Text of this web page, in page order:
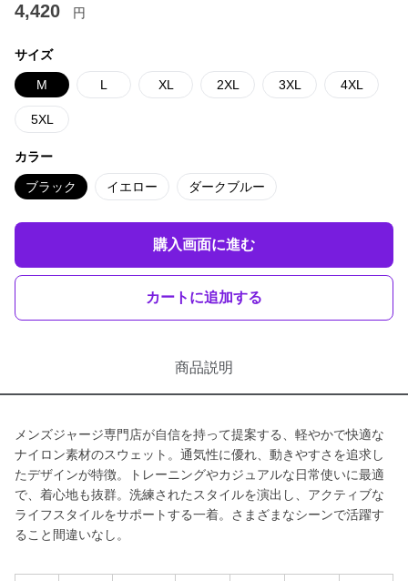
4,420 円
サイズ
M L XL 2XL 3XL 4XL
5XL
カラー
ブラック イエロー ダークブルー
購入画面に進む
カートに追加する
商品説明
メンズジャージ専門店が自信を持って提案する、軽やかで快適な
ナイロン素材のスウェット。通気性に優れ、動きやすさを追求し
たデザインが特徴。トレーニングやカジュアルな日常使いに最適
で、着心地も抜群。洗練されたスタイルを演出し、アクティブな
ライフスタイルをサポートする一着。さまざまなシーンで活躍す
ること間違いなし。